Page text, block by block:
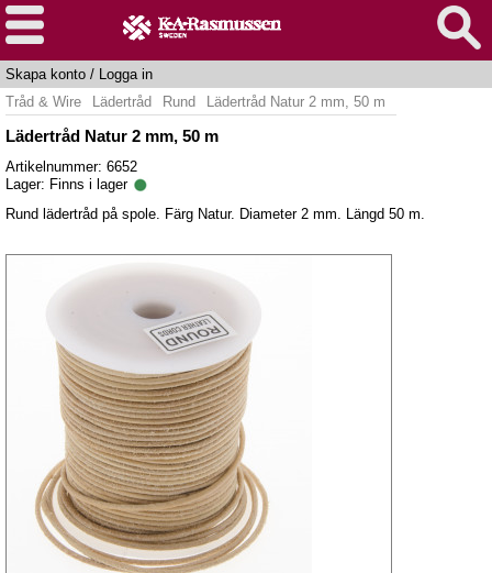
Skapa konto / Logga in
Tråd & Wire
Lädertråd Rund Lädertråd Natur 2 mm, 50 m
Lädertråd Natur 2 mm, 50 m
Artikelnummer: 6652
Lager: Finns i lager
Rund lädertråd på spole. Färg Natur. Diameter 2 mm. Längd 50 m.